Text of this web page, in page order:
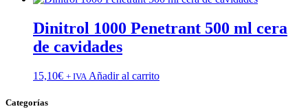
Dinitrol 1000 Penetrant 500 ml cera
de cavidades
15,10€ + IVA Añadir al carrito
Categorías